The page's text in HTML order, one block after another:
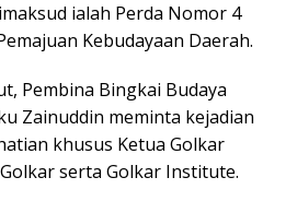
ialah Perda Nomor 4
Kebudayaan Daerah.
Pembina Bingkai Budaya
Zainuddin meminta kejadian
khusus Ketua Golkar
serta Golkar Institute.